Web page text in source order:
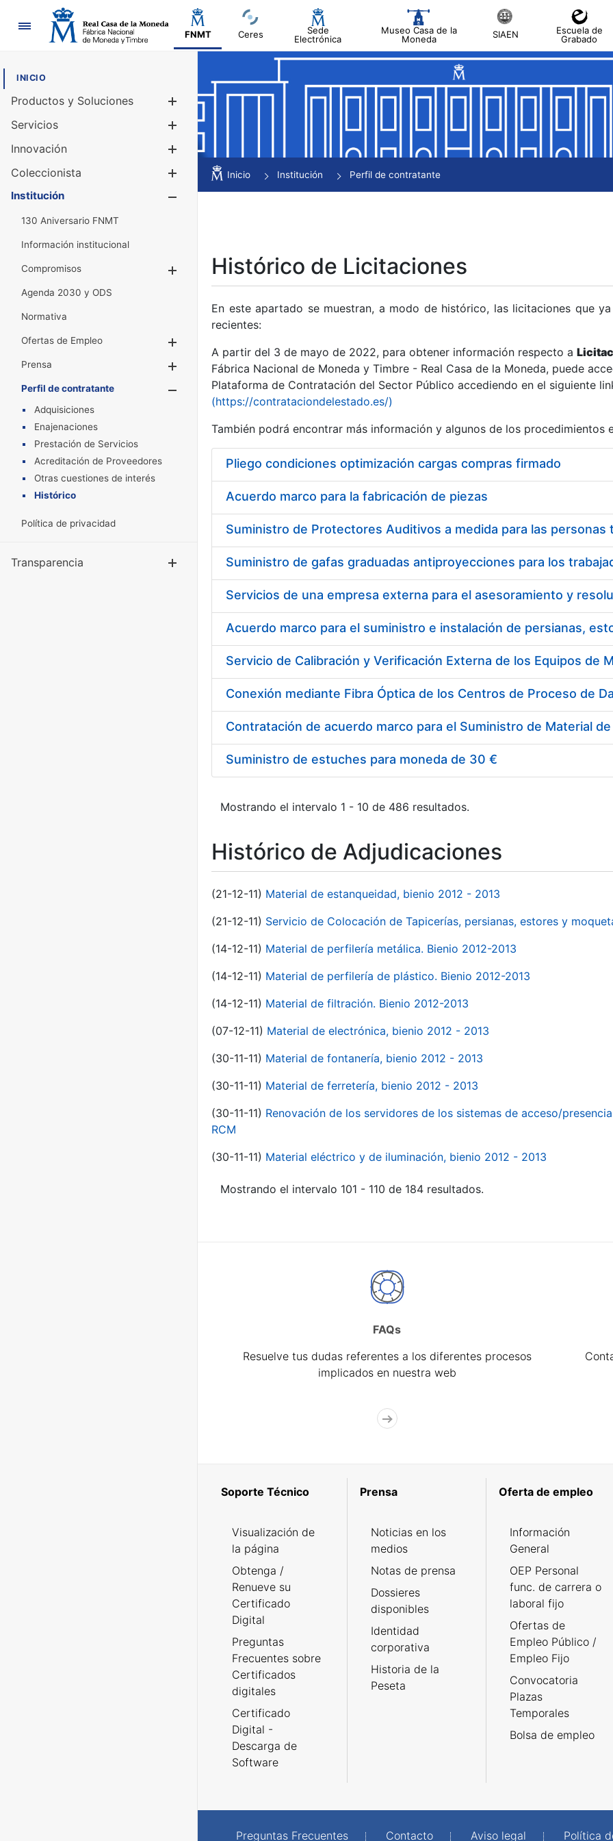
Navegación
FNMT Ceres
Sede
Electrónica
Museo Casa de la
Moneda
SIAEN
Escuela de
Grabado
INICIO
Productos y Soluciones
Mostrar/Ocultar
Servicios
Innovación
Coleccionista
Mostrar/Ocultar
Institución
130 Aniversario FNMT
Información institucional
Compromisos
Mostrar/Ocultar
Agenda 2030 y ODS
Normativa
Ofertas de Empleo
Prensa
Mostrar/Ocultar
Perfil de contratante
Mostrar/Ocultar
Adquisiciones
Enajenaciones
Prestación de Servicios
Acreditación de Proveedores
Otras cuestiones de interés
Histórico
Política de privacidad
Transparencia Mostrar/Ocultar
Inicio Institución Perfil de contratante
Histórico de Licitaciones
En este apartado se muestran, a modo de histórico, las licitaciones que
recientes:
A partir del 3 de mayo de 2022, para obtener información respecto a
Fábrica Nacional de Moneda y Timbre - Real Casa de la Moneda, puede
Plataforma de Contratación del Sector Público accediendo en el siguiente
(https://contrataciondelestado.es/)
También podrá encontrar más información y algunos de los procedimientos
Pliego condiciones optimización cargas compras firmado
Acuerdo marco para la fabricación de piezas
Acuerdo marco para el suministro e instalación de persianas,
Suministro de estuches para moneda de 30 €
Mostrando el intervalo 1 - 10 de 486 resultados.
Histórico de Adjudicaciones
(21-12-11) Material de estanqueidad, bienio 2012 - 2013
(21-12-11) Servicio de Colocación de Tapicerías, persianas, estores y
(14-12-11) Material de perfilería metálica. Bienio 2012-2013
(14-12-11) Material de perfilería de plástico. Bienio 2012-2013
(14-12-11) Material de filtración. Bienio 2012-2013
(07-12-11) Material de electrónica, bienio 2012 - 2013
(30-11-11) Material de fontanería, bienio 2012 - 2013
(30-11-11) Material de ferretería, bienio 2012 - 2013
(30-11-11) Renovación de los servidores de los sistemas de acceso/
RCM
(30-11-11) Material eléctrico y de iluminación, bienio 2012 - 2013
Mostrando el intervalo 101 - 110 de 184 resultados.
FAQs
Resuelve tus dudas referentes a los diferentes procesos
implicados en nuestra web
Soporte Técnico
Visualización de
la página
Obtenga /
Renueve su
Certificado
Digital
Preguntas
Frecuentes sobre
Certificados
digitales
Certificado
Digital -
Descarga de
Software
Prensa
Noticias en los
medios
Notas de prensa
Dossieres
disponibles
Identidad
corporativa
Historia de la
Peseta
Oferta de empleo
Información
General
OEP Personal
func. de carrera o
laboral fijo
Ofertas de
Empleo Público /
Empleo Fijo
Convocatoria
Plazas
Temporales
Bolsa de empleo
Preguntas Frecuentes Contacto Aviso legal Política